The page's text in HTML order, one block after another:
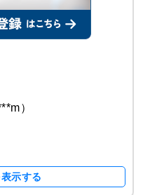
）
示する